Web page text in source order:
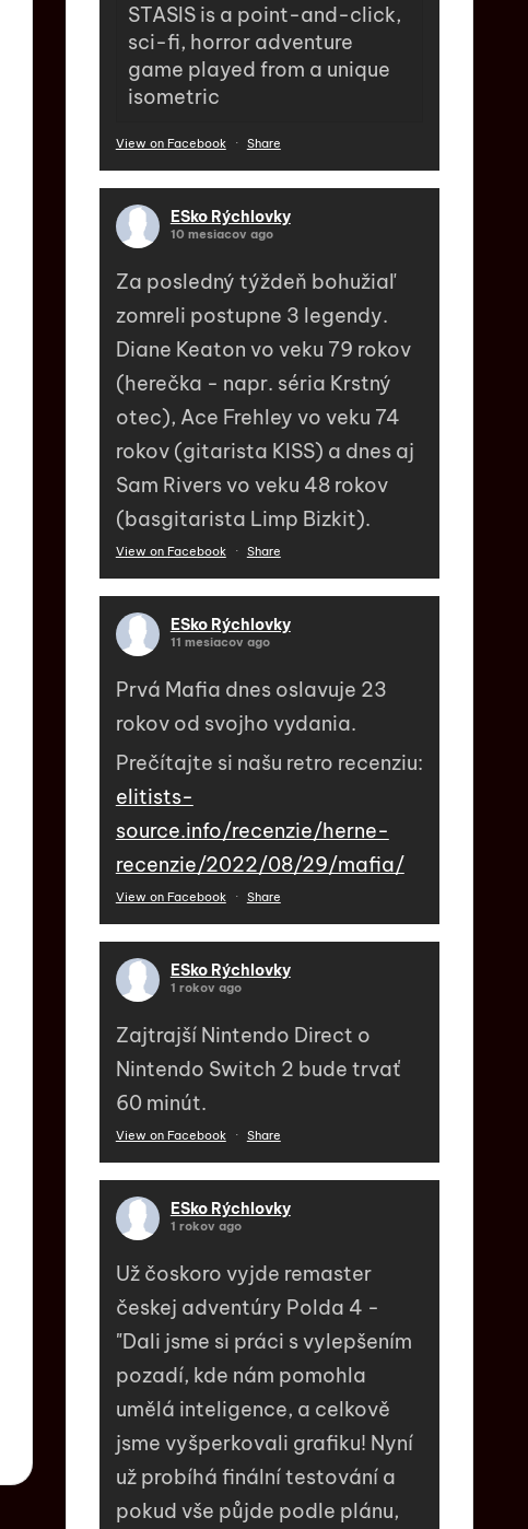
STASIS is a point-and-click,
sci-fi, horror adventure
game played from a unique
isometric
View on Facebook · Share
ESko Rýchlovky
10 mesiacov ago
Za posledný týždeň bohužiaľ
zomreli postupne 3 legendy.
Diane Keaton vo veku 79 rokov
(herečka - napr. séria Krstný
otec), Ace Frehley vo veku 74
rokov (gitarista KISS) a dnes aj
Sam Rivers vo veku 48 rokov
(basgitarista Limp Bizkit).
View on Facebook · Share
ESko Rýchlovky
11 mesiacov ago
Prvá Mafia dnes oslavuje 23
rokov od svojho vydania.
Prečítajte si našu retro recenziu:
elitists-
source.info/recenzie/herne-
recenzie/2022/08/29/mafia/
View on Facebook · Share
ESko Rýchlovky
1 rokov ago
Zajtrajší Nintendo Direct o
Nintendo Switch 2 bude trvať
60 minút.
View on Facebook · Share
ESko Rýchlovky
1 rokov ago
Už čoskoro vyjde remaster
českej adventúry Polda 4 -
"Dali jsme si práci s vylepšením
pozadí, kde nám pomohla
umělá inteligence, a celkově
jsme vyšperkovali grafiku! Nyní
už probíhá finální testování a
pokud vše půjde podle plánu,